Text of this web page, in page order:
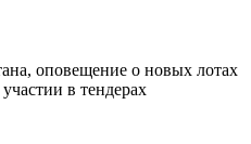
оповещение о новых лотах
в тендерах